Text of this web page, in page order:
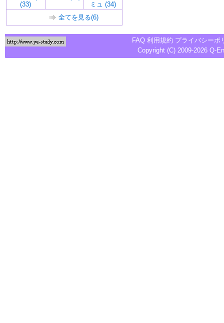
(33)
ミュ (34)
全てを見る(6)
FAQ 利用規約 プライバシーポ
Copyright (C) 2009-2026 Q-